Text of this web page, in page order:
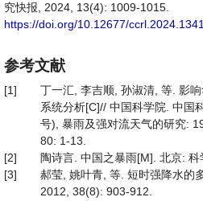
究快报, 2024, 13(4): 1009-1015.
https://doi.org/10.12677/
参考文献
[1]
丁一汇, 李吉顺, 孙淑清, 等. 影
系统分析[C]// 中国科学院. 中国
号), 暴雨及强对流天气的研究:
80: 1-13.
[2]
陶诗言. 中国之暴雨[M]. 北京: 科
[3]
郝莹, 姚叶青, 等. 短时强降水的
2012, 38(8): 903-912.